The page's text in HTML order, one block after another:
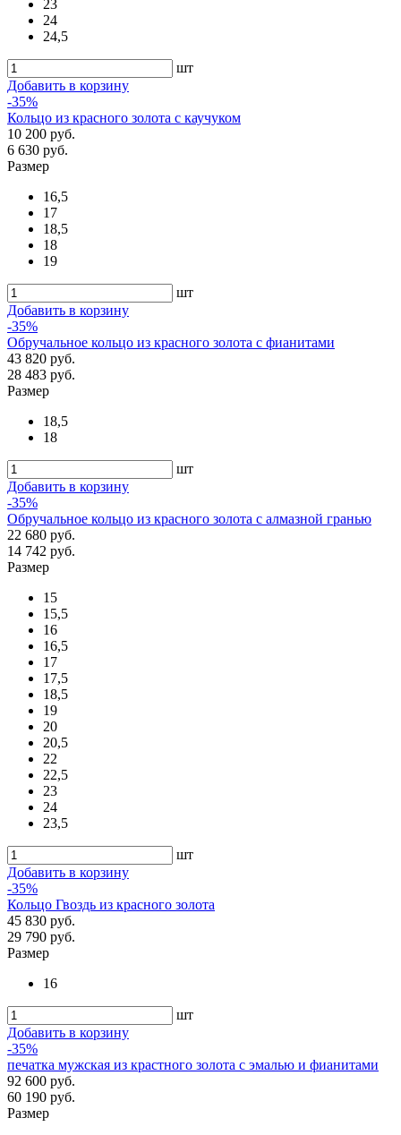
23
24
24,5
шт
Добавить в корзину
-35%
Кольцо из красного золота с каучуком
10 200 руб.
6 630 руб.
Размер
16,5
17
18,5
18
19
шт
Добавить в корзину
-35%
Обручальное кольцо из красного золота с фианитами
43 820 руб.
28 483 руб.
Размер
18,5
18
шт
Добавить в корзину
-35%
Обручальное кольцо из красного золота с алмазной гранью
22 680 руб.
14 742 руб.
Размер
15
15,5
16
16,5
17
17,5
18,5
19
20
20,5
22
22,5
23
24
23,5
шт
Добавить в корзину
-35%
Кольцо Гвоздь из красного золота
45 830 руб.
29 790 руб.
Размер
16
шт
Добавить в корзину
-35%
печатка мужская из крастного золота с эмалью и фианитами
92 600 руб.
60 190 руб.
Размер